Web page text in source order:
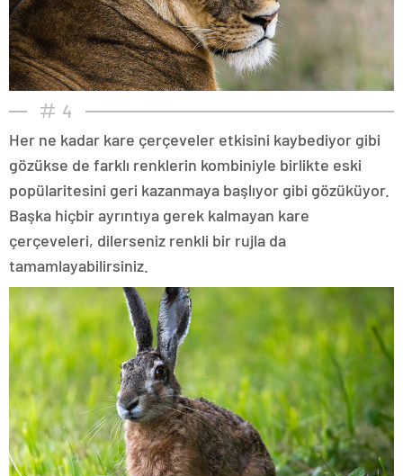
4
Her ne kadar kare çerçeveler etkisini kaybediyor gibi
gözükse de farklı renklerin kombiniyle birlikte eski
popülaritesini geri kazanmaya başlıyor gibi gözüküyor.
Başka hiçbir ayrıntıya gerek kalmayan kare
çerçeveleri, dilerseniz renkli bir rujla da
tamamlayabilirsiniz.